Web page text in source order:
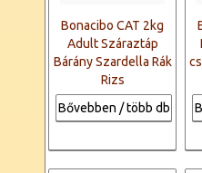
Bonacibo CAT 2kg
Adult Száraztáp
Bárány Szardella Rák
Rizs
Bővebben / több db